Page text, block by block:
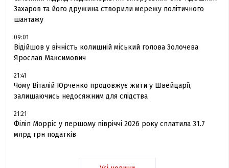
Захаров та його дружина створили мережу політичного
шантажу
09:01
Відійшов у вічність колишній міський голова Золочева
Ярослав Максимович
21:41
Чому Віталій Юрченко продовжує жити у Швейцарії,
залишаючись недосяжним для слідства
21:21
Філіп Морріс у першому півріччі 2026 року сплатила 31.7
млрд грн податків